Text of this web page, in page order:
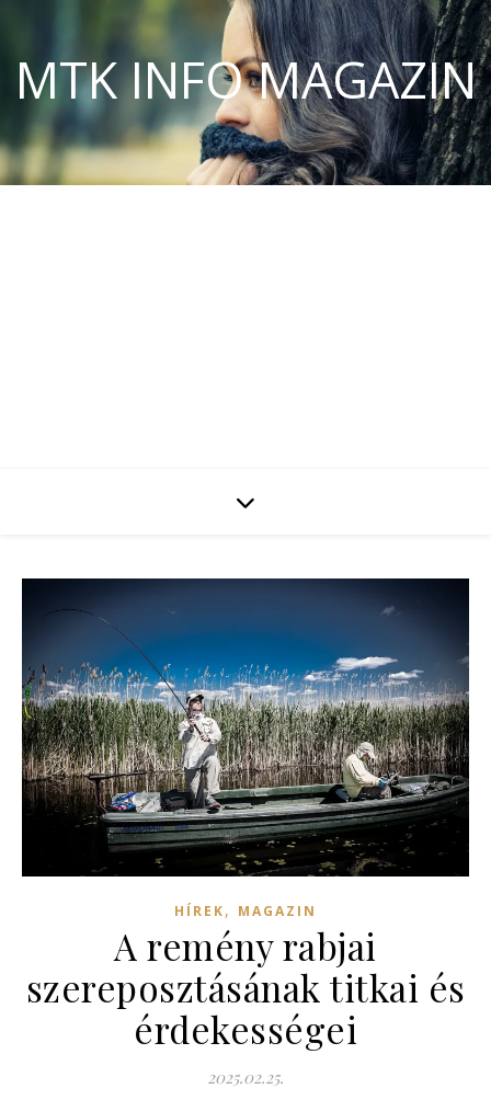
MTK INFO MAGAZIN
HÍREK, MAGAZIN
A remény rabjai
szereposztásának titkai és
érdekességei
2025.02.25.